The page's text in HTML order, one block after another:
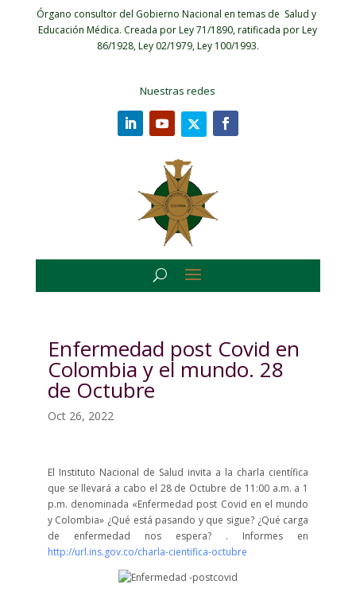
Órgano consultor del Gobierno Nacional en temas de Salud y
Educación Médica. Creada por Ley 71/1890, ratificada por Ley
86/1928, Ley 02/1979, Ley 100/1993.
Nuestras redes
Enfermedad post Covid en
Colombia y el mundo. 28
de Octubre
Oct 26, 2022
El Instituto Nacional de Salud invita a la charla científica
que se llevará a cabo el 28 de Octubre de 11:00 a.m. a 1
p.m. denominada «Enfermedad post Covid en el mundo
y Colombia» ¿Qué está pasando y que sigue? ¿Qué carga
de enfermedad nos espera? . Informes en
http://url.ins.gov.co/charla-cientifica-octubre